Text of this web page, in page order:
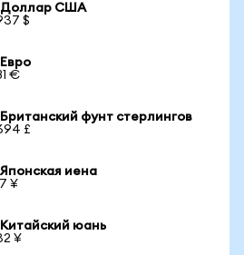
Доллар США
$
€
Британский фунт стерлингов
£
иена
¥
Китайский юань
¥